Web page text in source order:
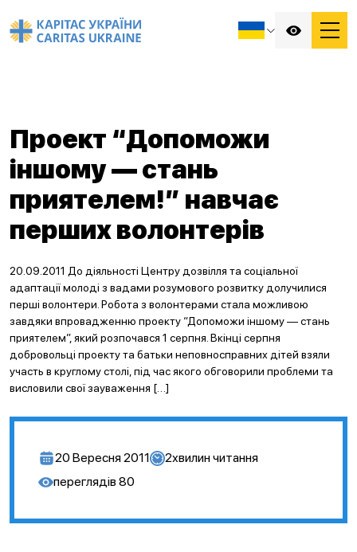
Проект “Допоможи
іншому — стань
приятелем!” навчає
перших волонтерів
20.09.2011 До діяльності Центру дозвілля та соціальної
адаптації молоді з вадами розумового розвитку долучилися
перші волонтери. Робота з волонтерами стала можливою
завдяки впровадженню проекту “Допоможи іншому — стань
приятелем”, який розпочався 1 серпня. Вкінці серпня
добровольці проекту та батьки неповносправних дітей взяли
участь в круглому столі, під час якого обговорили проблеми та
висловили свої зауваження […]
20 Вересня 2011 2хвилин читання
переглядів 80